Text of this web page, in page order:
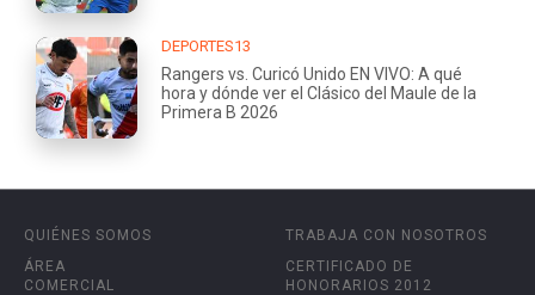
DEPORTES13
Rangers vs. Curicó Unido EN VIVO: A qué
hora y dónde ver el Clásico del Maule de la
Primera B 2026
QUIÉNES SOMOS
ÁREA
COMERCIAL
TRABAJA CON NOSOTROS
CERTIFICADO DE
HONORARIOS 2012